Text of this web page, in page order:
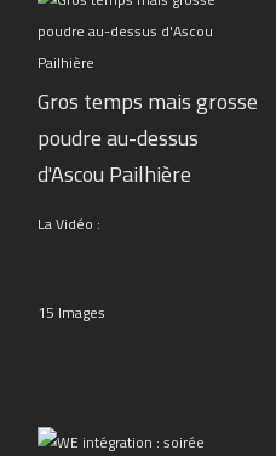
Gros temps mais grosse
poudre au-dessus
d'Ascou Pailhière
La Vidéo :
15 Images